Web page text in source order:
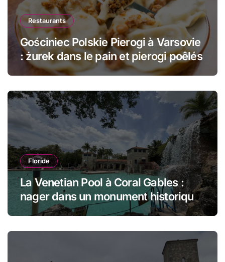
Restaurants
Gościniec Polskie Pierogi à Varsovie
: żurek dans le pain et pierogi poêlés
Floride
La Venetian Pool à Coral Gables :
nager dans un monument historique
de Miami